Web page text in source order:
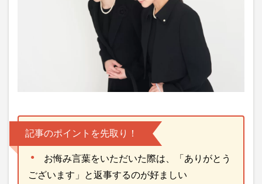
記事のポイントを先取り！
お悔み言葉をいただいた際は、「ありがとう
ございます」と返事するのが好ましい